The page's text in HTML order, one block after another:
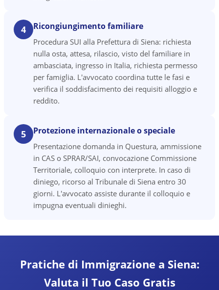
4 Ricongiungimento familiare
Procedura SUI alla Prefettura di Siena: richiesta
nulla osta, attesa, rilascio, visto del familiare in
ambasciata, ingresso in Italia, richiesta permesso
per famiglia. L'avvocato coordina tutte le fasi e
verifica il soddisfacimento dei requisiti alloggio e
reddito.
5 Protezione internazionale o speciale
Presentazione domanda in Questura, ammissione
in CAS o SPRAR/SAI, convocazione Commissione
Territoriale, colloquio con interprete. In caso di
diniego, ricorso al Tribunale di Siena entro 30
giorni. L'avvocato assiste durante il colloquio e
impugna eventuali dinieghi.
Pratiche di Immigrazione a Siena:
Valuta il Tuo Caso Gratis